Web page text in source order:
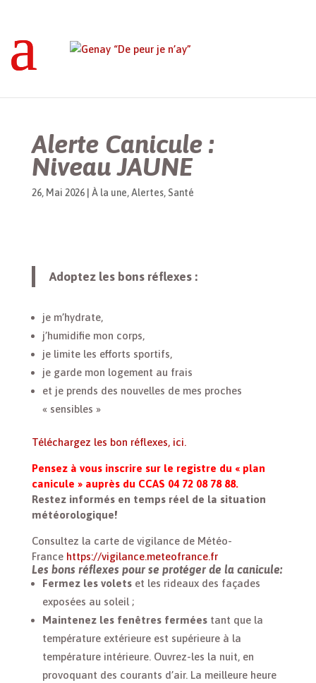
Alerte Canicule :
Niveau JAUNE
26, Mai 2026| À la une,Alertes, Santé
Adoptez les bons réflexes :
je m’hydrate,
j’humidifie mon corps,
je limite les efforts sportifs,
je garde mon logement au frais
et je prends des nouvelles de mes proches
« sensibles »
Téléchargez les bon réflexes, ici.
Pensez à vous inscrire sur le registre du « plan
canicule » auprès du CCAS 04 72 08 78 88.
Restez informés en temps réel de la situation
météorologique!
Consultez la carte de vigilance de Météo-
France https://vigilance.meteofrance.fr
Les bons réflexes pour se protéger de la canicule:
Fermez les voletset les rideaux des façades
exposées au soleil ;
Maintenez les fenêtres ferméestant que la
température extérieure est supérieure à la
température intérieure. Ouvrez-les la nuit, en
provoquant des courants d’air. La meilleure heure